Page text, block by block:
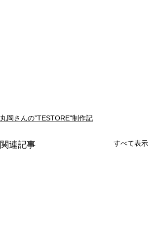
丸岡さんの”TESTORE"制作記
関連記事 すべて表示